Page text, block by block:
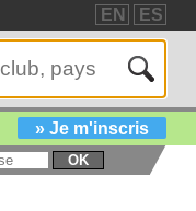
EN ES
» Je m'inscris
OK